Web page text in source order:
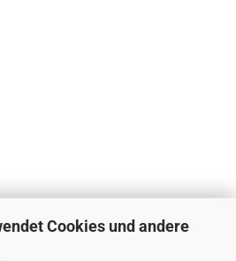
Cookies und andere